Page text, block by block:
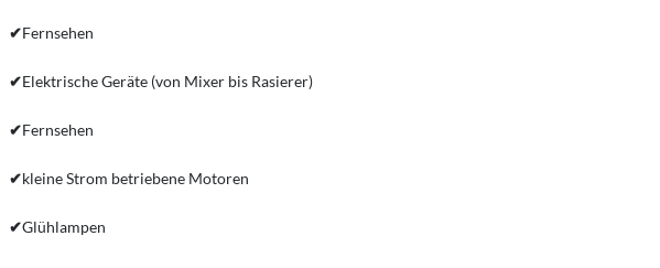
✔Fernsehen
✔Elektrische Geräte (von Mixer bis Rasierer)
✔Fernsehen
✔kleine Strom betriebene Motoren
✔Glühlampen